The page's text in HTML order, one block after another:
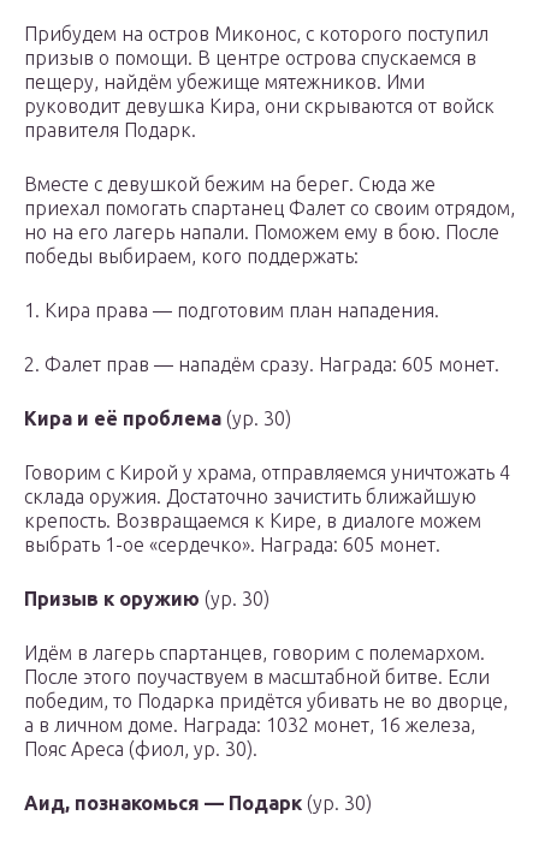
Прибудем на остров Миконос, с которого поступил
призыв о помощи. В центре острова спускаемся в
пещеру, найдём убежище мятежников. Ими
руководит девушка Кира, они скрываются от войск
правителя Подарк.
Вместе с девушкой бежим на берег. Сюда же
приехал помогать спартанец Фалет со своим отрядом,
но на его лагерь напали. Поможем ему в бою. После
победы выбираем, кого поддержать:
1. Кира права — подготовим план нападения.
2. Фалет прав — нападём сразу. Награда: 605 монет.
Кира и её проблема (ур. 30)
Говорим с Кирой у храма, отправляемся уничтожать 4
склада оружия. Достаточно зачистить ближайшую
крепость. Возвращаемся к Кире, в диалоге можем
выбрать 1-ое «сердечко». Награда: 605 монет.
Призыв к оружию (ур. 30)
Идём в лагерь спартанцев, говорим с полемархом.
После этого поучаствуем в масштабной битве. Если
победим, то Подарка придётся убивать не во дворце,
а в личном доме. Награда: 1032 монет, 16 железа,
Пояс Ареса (фиол, ур. 30).
Аид, познакомься — Подарк (ур. 30)